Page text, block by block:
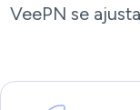
VeePN se